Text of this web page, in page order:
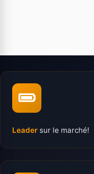
Leader sur le marché!